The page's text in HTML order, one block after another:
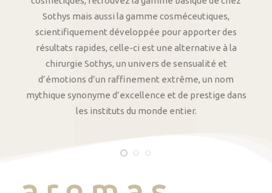
Sothys mais aussi la gamme cosméceutiques,
scientifiquement développée pour apporter des
résultats rapides, celle-ci est une alternative à la
chirurgie Sothys, un univers de sensualité et
d’émotions d’un raffinement extrême, un nom
mythique synonyme d’excellence et de prestige dans
les instituts du monde entier.